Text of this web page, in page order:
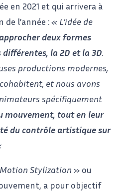
en 2021 et qui arrivera à
l’année :« L’idée de
deux formes
la 2D et la 3D.
productions modernes,
et nous avons
spécifiquement
mouvement, tout en leur
du contrôle artistique sur
Motion Stylization » ou
a pour objectif